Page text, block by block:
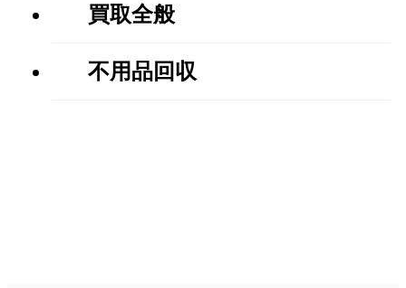
買取全般
不用品回収